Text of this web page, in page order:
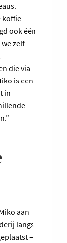
koffie
ook één
zelf
die via
is een
in
aan
langs
–